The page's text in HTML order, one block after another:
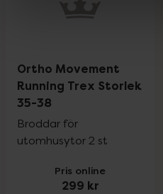
Ortho Movement
Running Trex Storlek
35-38
Broddar för
utomhusytor 2 st
Pris online
299 kr